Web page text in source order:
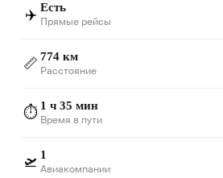
✈️ Есть
Прямые рейсы
📏 774 км
Расстояние
⏱️ 1 ч 35 мин
Время в пути
🛫 1
Авиакомпании